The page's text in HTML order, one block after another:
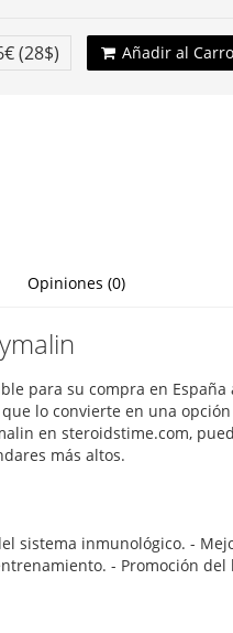
(28$) Añadir al Carro
Opiniones (0)
para su compra en
lo convierte en una
en steroidstime.com,
más altos.
sistema inmunológico. -
- Promoción